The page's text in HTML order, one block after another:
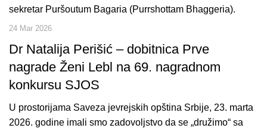
sekretar Puršoutum Bagaria (Purrshottam Bhaggeria).
24 Mar 2026
Dr Natalija Perišić – dobitnica Prve
nagrade Ženi Lebl na 69. nagradnom
konkursu SJOS
U prostorijama Saveza jevrejskih opština Srbije, 23. marta
2026. godine imali smo zadovoljstvo da se „družimo“ sa